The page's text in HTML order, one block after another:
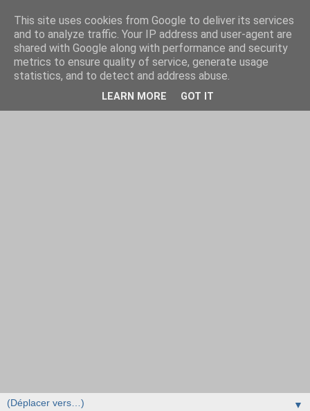
▼
This site uses cookies from Google to deliver its services
and to analyze traffic. Your IP address and user-agent are
shared with Google along with performance and security
metrics to ensure quality of service, generate usage
statistics, and to detect and address abuse.
LEARN MORE GOT IT